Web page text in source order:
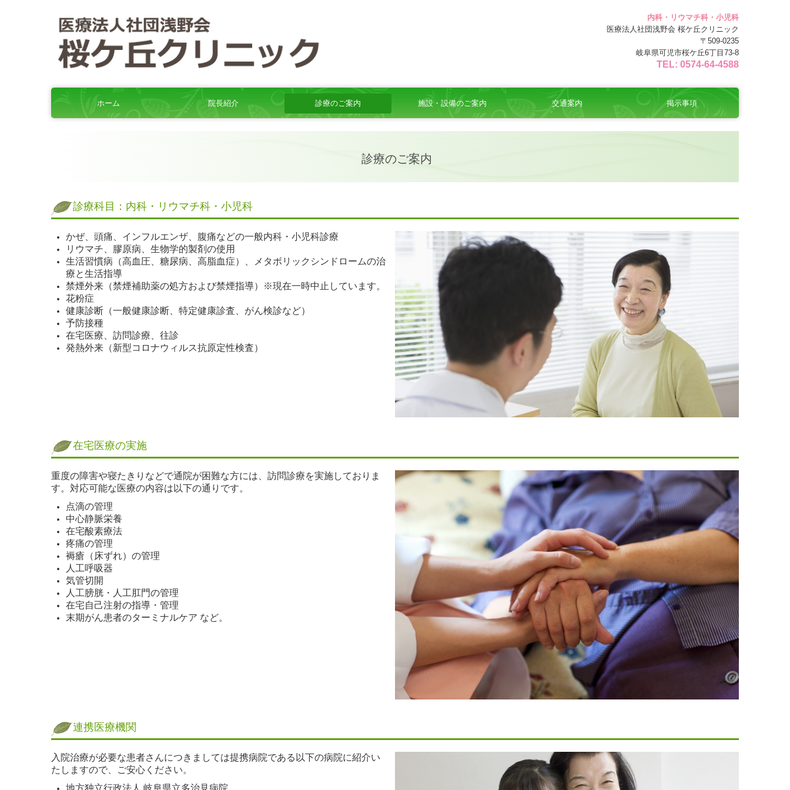
内科・リウマチ科・小児科
医療法人社団浅野会 桜ケ丘クリニック
〒509-0235
岐阜県可児市桜ケ丘6丁目73-8
TEL: 0574-64-4588
ホーム 院長紹介 診療のご案内 施設・設備のご案内 交通案内 掲示事項
診療のご案内
診療科目：内科・リウマチ科・小児科
かぜ、頭痛、インフルエンザ、腹痛などの一般内科・小児科診療
リウマチ、膠原病、生物学的製剤の使用
生活習慣病（高血圧、糖尿病、高脂血症）、メタボリックシンドロームの治
療と生活指導
禁煙外来（禁煙補助薬の処方および禁煙指導）※現在一時中止しています。
花粉症
健康診断（一般健康診断、特定健康診査、がん検診など）
予防接種
在宅医療、訪問診療、往診
発熱外来（新型コロナウィルス抗原定性検査）
在宅医療の実施
重度の障害や寝たきりなどで通院が困難な方には、訪問診療を実施しておりま
す。対応可能な医療の内容は以下の通りです。
点滴の管理
中心静脈栄養
在宅酸素療法
疼痛の管理
褥瘡（床ずれ）の管理
人工呼吸器
気管切開
人工膀胱・人工肛門の管理
在宅自己注射の指導・管理
末期がん患者のターミナルケア など。
連携医療機関
入院治療が必要な患者さんにつきましては提携病院である以下の病院に紹介い
たしますので、ご安心ください。